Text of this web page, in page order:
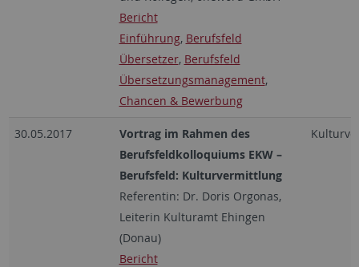
Bericht
Einführung, Berufsfeld
Übersetzer, Berufsfeld
Übersetzungsmanagement,
Chancen & Bewerbung
30.05.2017
Vortrag im Rahmen des
Berufsfeldkolloquiums EKW –
Berufsfeld: Kulturvermittlung
Referentin: Dr. Doris Orgonas,
Leiterin Kulturamt Ehingen
(Donau)
Bericht